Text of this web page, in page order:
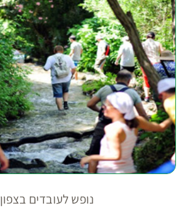
נופש לעובדים בצפון